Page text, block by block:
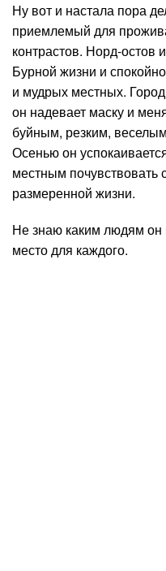
Ну вот и настала пора
приемлемый для
контрастов. Норд-остов
Бурной жизни и
и мудрых местных.
он надевает маску и
буйным, резким,
Осенью он
местным почувствовать
размеренной жизни.
Не знаю каким людям он
место для каждого.